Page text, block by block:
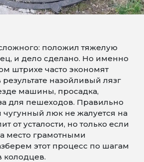
положил тяжелую
и дело сделано. Но именно
штрихе часто экономят
назойливый лязг
машины, просадка,
для пешеходов. Правильно
люк не жалуется на
от усталости, но только если
место грамотными
этот процесс по шагам
колодцев.